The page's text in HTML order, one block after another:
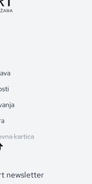
kartica
newsletter